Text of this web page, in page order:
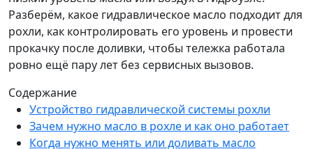
Разберём, какое гидравлическое масло подходит для
рохли, как контролировать его уровень и провести
прокачку после доливки, чтобы тележка работала
ровно ещё пару лет без сервисных вызовов.
Содержание
Устройство гидравлической системы рохли
Зачем нужно масло в рохле и как оно работает
Когда нужно менять или доливать масло